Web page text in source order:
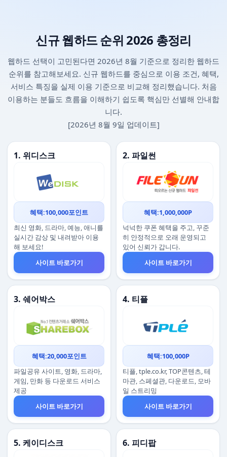
신규 웹하드 순위 2026 총정리
웹하드 선택이 고민된다면 2026년 8월 기준으로 정리한 웹하드
순위를 참고해보세요. 신규 웹하드를 중심으로 이용 조건, 혜택,
서비스 특징을 실제 이용 기준으로 비교해 정리했습니다. 처음
이용하는 분들도 흐름을 이해하기 쉽도록 핵심만 선별해 안내합
니다.
[2026년 8월 9일 업데이트]
1. 위디스크
혜택:100,000포인트
최신 영화, 드라마, 예능, 애니를
실시간 감상 및 내려받아 이용
해 보세요!
사이트 바로가기
2. 파일썬
혜택:1,000,000P
넉넉한 쿠폰 혜택을 주고, 꾸준
히 안정적으로 오래 운영되고
있어 신뢰가 갑니다.
사이트 바로가기
3. 쉐어박스
혜택:20,000포인트
파일공유 사이트, 영화, 드라마,
게임, 만화 등 다운로드 서비스
제공
사이트 바로가기
4. 티플
혜택:100,000P
티플, tple.co.kr, TOP콘텐츠, 테
마관, 스페셜관, 다운로드, 모바
일 스트리밍
사이트 바로가기
5. 케이디스크 6. 피디팝